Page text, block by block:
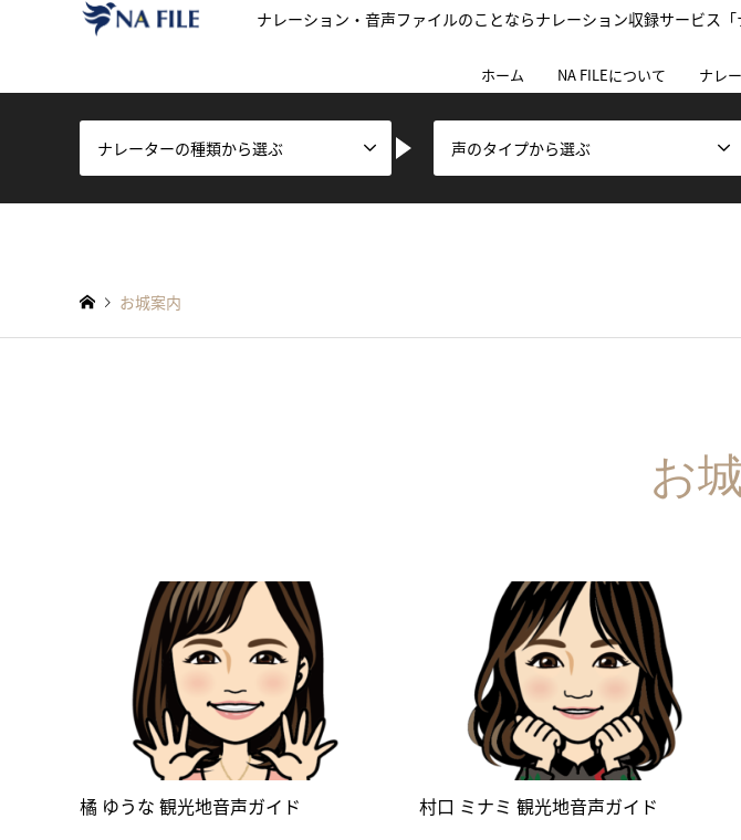
ナレーション・音声ファイルのことならナレーション収録サービス「
ホーム NA FILEについて ナレ
ナレーターの種類から選ぶ 声のタイプから選ぶ
お城案内
お
橘 ゆうな 観光地音声ガイド 村口 ミナミ 観光地音声ガイド